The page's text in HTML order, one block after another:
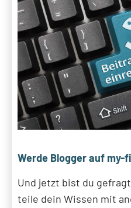
Werde Blogger auf my-
Und jetzt bist du
teile dein Wissen mit